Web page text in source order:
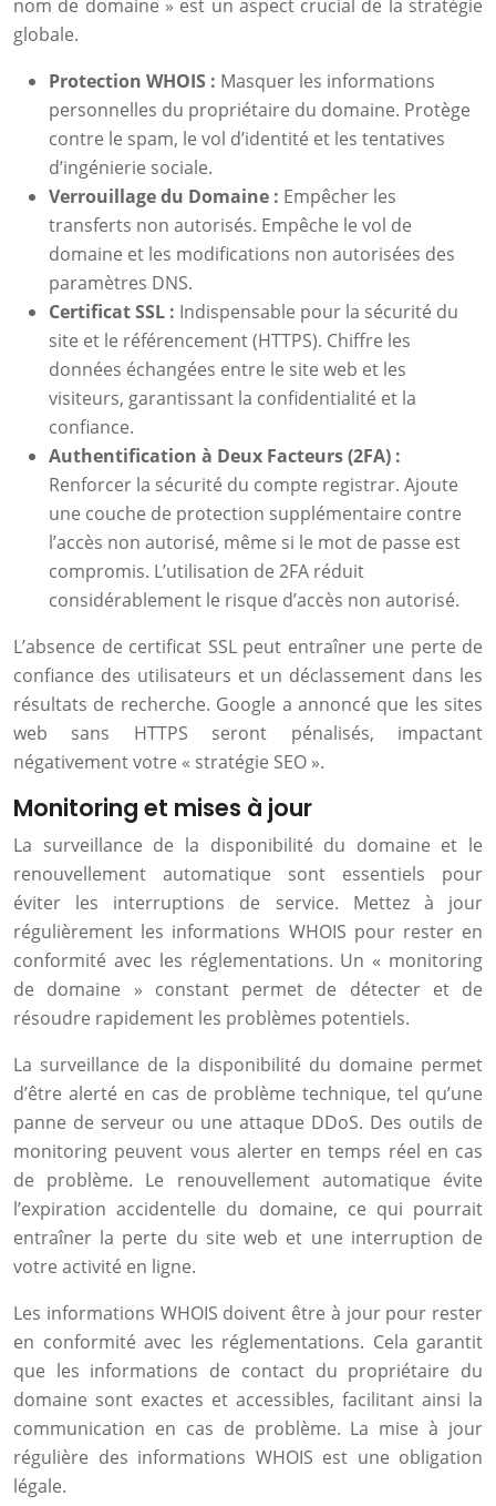
nom de domaine » est un aspect crucial de la stratégie
globale.
Protection WHOIS : Masquer les informations
personnelles du propriétaire du domaine. Protège
contre le spam, le vol d’identité et les tentatives
d’ingénierie sociale.
Verrouillage du Domaine : Empêcher les
transferts non autorisés. Empêche le vol de
domaine et les modifications non autorisées des
paramètres DNS.
Certificat SSL : Indispensable pour la sécurité du
site et le référencement (HTTPS). Chiffre les
données échangées entre le site web et les
visiteurs, garantissant la confidentialité et la
confiance.
Authentification à Deux Facteurs (2FA) :
Renforcer la sécurité du compte registrar. Ajoute
une couche de protection supplémentaire contre
l’accès non autorisé, même si le mot de passe est
compromis. L’utilisation de 2FA réduit
considérablement le risque d’accès non autorisé.
L’absence de certificat SSL peut entraîner une perte de
confiance des utilisateurs et un déclassement dans les
résultats de recherche. Google a annoncé que les sites
web sans HTTPS seront pénalisés, impactant
négativement votre « stratégie SEO ».
Monitoring et mises à jour
La surveillance de la disponibilité du domaine et le
renouvellement automatique sont essentiels pour
éviter les interruptions de service. Mettez à jour
régulièrement les informations WHOIS pour rester en
conformité avec les réglementations. Un « monitoring
de domaine » constant permet de détecter et de
résoudre rapidement les problèmes potentiels.
La surveillance de la disponibilité du domaine permet
d’être alerté en cas de problème technique, tel qu’une
panne de serveur ou une attaque DDoS. Des outils de
monitoring peuvent vous alerter en temps réel en cas
de problème. Le renouvellement automatique évite
l’expiration accidentelle du domaine, ce qui pourrait
entraîner la perte du site web et une interruption de
votre activité en ligne.
Les informations WHOIS doivent être à jour pour rester
en conformité avec les réglementations. Cela garantit
que les informations de contact du propriétaire du
domaine sont exactes et accessibles, facilitant ainsi la
communication en cas de problème. La mise à jour
régulière des informations WHOIS est une obligation
légale.